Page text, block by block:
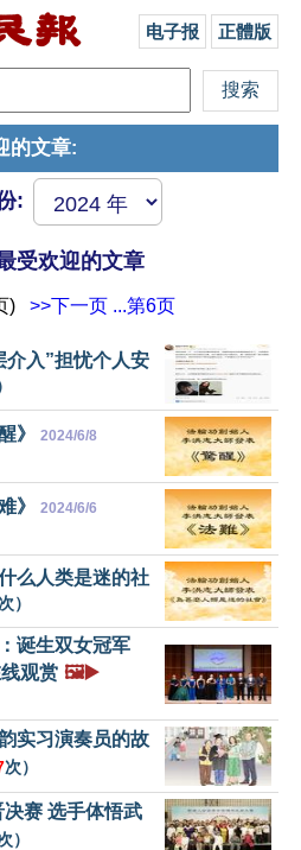
电子报 正體版
的文章:
:
受欢迎的文章
) >>下一页 ...第6页
介入”担忧个人安
》 2024/6/8
》 2024/6/6
么人类是迷的社
）
诞生双女冠军
观赏 🖼️▶️
实习演奏员的故
次）
赛 选手体悟武
）